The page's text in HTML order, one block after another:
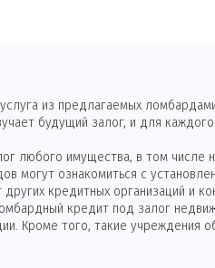
из предлагаемых
будущий залог, и для
любого имущества, в том числе
могут ознакомиться с
кредитных организаций и
кредит под залог
Кроме того, такие учреждения